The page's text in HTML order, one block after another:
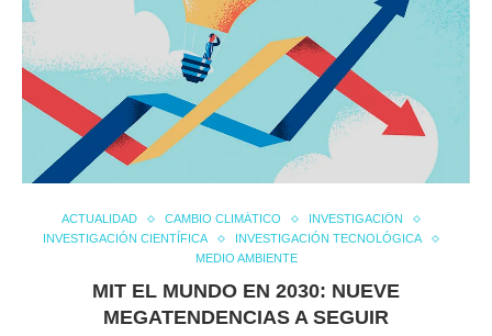
ACTUALIDAD CAMBIO CLIMÁTICO
INVESTIGACIÓN
INVESTIGACIÓN CIENTÍFICA
INVESTIGACIÓN TECNOLÓGICA
MEDIO AMBIENTE
MIT EL MUNDO EN 2030: NUEVE
MEGATENDENCIAS A SEGUIR